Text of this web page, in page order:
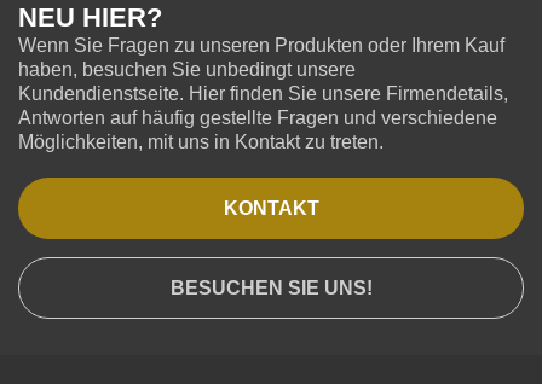
NEU HIER?
Wenn Sie Fragen zu unseren Produkten oder Ihrem Kauf
haben, besuchen Sie unbedingt unsere
Kundendienstseite. Hier finden Sie unsere Firmendetails,
Antworten auf häufig gestellte Fragen und verschiedene
Möglichkeiten, mit uns in Kontakt zu treten.
KONTAKT
BESUCHEN SIE UNS!